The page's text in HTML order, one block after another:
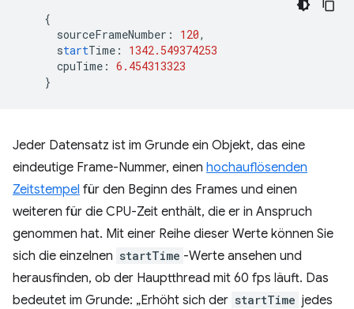
{
sourceFrameNumber : 120,
startTime :
1342.549374253
cpuTime : 6.454313323
}
Jeder Datensatz ist im Grunde ein Objekt, das eine
eindeutige Frame-Nummer, einen hochauflösenden
Zeitstempel für den Beginn des Frames und einen
weiteren für die CPU-Zeit enthält, die er in Anspruch
genommen hat. Mit einer Reihe dieser Werte können Sie
sich die einzelnen startTime -Werte ansehen und
herausfinden, ob der Hauptthread mit 60 fps läuft. Das
bedeutet im Grunde: „Erhöht sich der startTime jedes